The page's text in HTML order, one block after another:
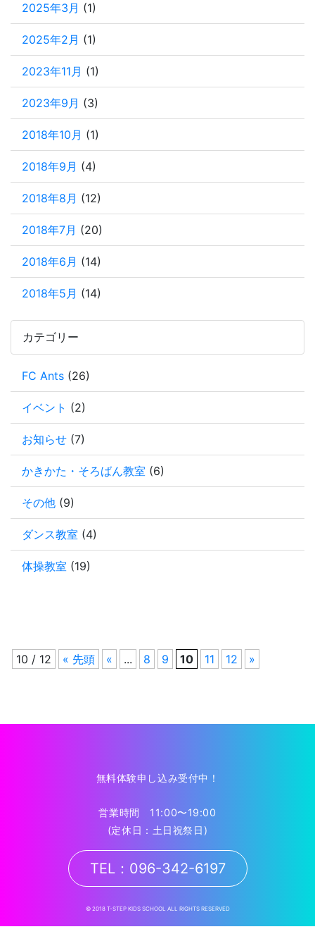
2025年3月 (1)
2025年2月 (1)
2023年11月 (1)
2023年9月 (3)
2018年10月 (1)
2018年9月 (4)
2018年8月 (12)
2018年7月 (20)
2018年6月 (14)
2018年5月 (14)
カテゴリー
FC Ants (26)
イベント (2)
お知らせ (7)
かきかた・そろばん教室 (6)
その他 (9)
ダンス教室 (4)
体操教室 (19)
10 / 12 « 先頭 « ... 8 9 10 11 12 »
無料体験申し込み受付中！
営業時間 11:00〜19:00
(定休日：土日祝祭日)
TEL：096-342-6197
© 2018 T-STEP KIDS SCHOOL ALL RIGHTS RESERVED